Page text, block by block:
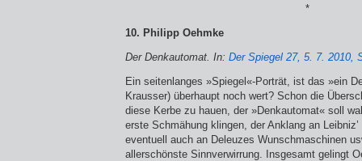
*
10. Philipp Oehmke
Der Denkautomat. In: Der Spiegel 27, 5. 7. 2010,
Ein seitenlanges »Spiegel«-Porträt, ist das »ein
Krausser) überhaupt noch wert? Schon die
diese Kerbe zu hauen, der »Denkautomat« soll
erste Schmähung klingen, der Anklang an
eventuell auch an Deleuzes Wunschmaschinen
allerschönste Sinnverwirrung. Insgesamt gelingt